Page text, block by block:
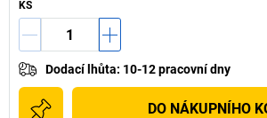
KS
Dodací lhůta: 10-12 pracovní dny
DO NÁKUPNÍHO